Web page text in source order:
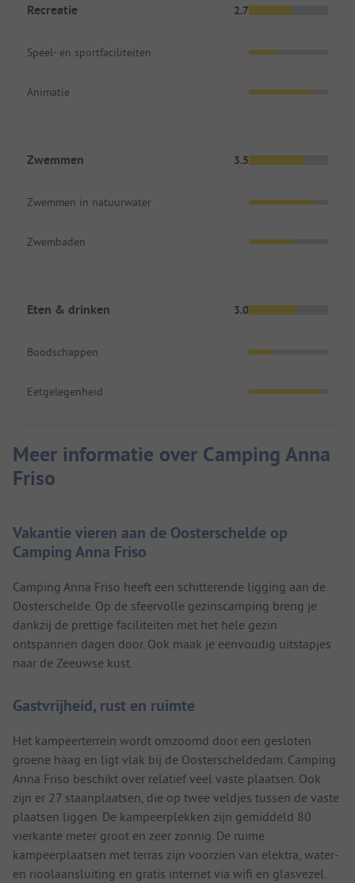
Recreatie 2.7
Speel- en sportfaciliteiten
Animatie
Zwemmen 3.5
Zwemmen in natuurwater
Zwembaden
Eten & drinken 3.0
Boodschappen
Eetgelegenheid
Meer informatie over Camping Anna
Friso
Vakantie vieren aan de Oosterschelde op
Camping Anna Friso
Camping Anna Friso heeft een schitterende ligging aan de
Oosterschelde. Op de sfeervolle gezinscamping breng je
dankzij de prettige faciliteiten met het hele gezin
ontspannen dagen door. Ook maak je eenvoudig uitstapjes
naar de Zeeuwse kust.
Gastvrijheid, rust en ruimte
Het kampeerterrein wordt omzoomd door een gesloten
groene haag en ligt vlak bij de Oosterscheldedam. Camping
Anna Friso beschikt over relatief veel vaste plaatsen. Ook
zijn er 27 staanplaatsen, die op twee veldjes tussen de vaste
plaatsen liggen. De kampeerplekken zijn gemiddeld 80
vierkante meter groot en zeer zonnig. De ruime
kampeerplaatsen met terras zijn voorzien van elektra, water-
en rioolaansluiting en gratis internet via wifi en glasvezel.